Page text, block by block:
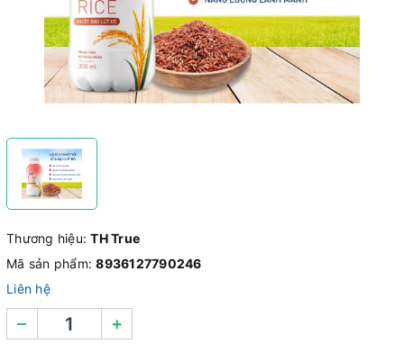
Thương hiệu:TH True
Mã sản phẩm:8936127790246
Liên hệ
– +